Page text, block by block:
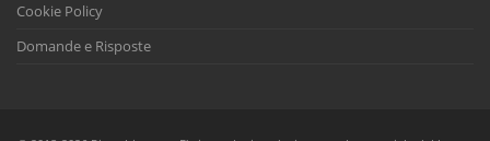
Cookie Policy
Domande e Risposte